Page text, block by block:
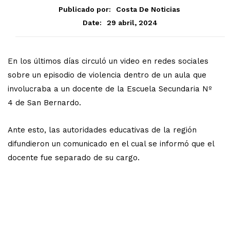
Publicado por:
Costa De Noticias
Date:
29 abril, 2024
En los últimos días circuló un video en redes sociales
sobre un episodio de violencia dentro de un aula que
involucraba a un docente de la Escuela Secundaria Nº
4 de San Bernardo.
Ante esto, las autoridades educativas de la región
difundieron un comunicado en el cual se informó que el
docente fue separado de su cargo.